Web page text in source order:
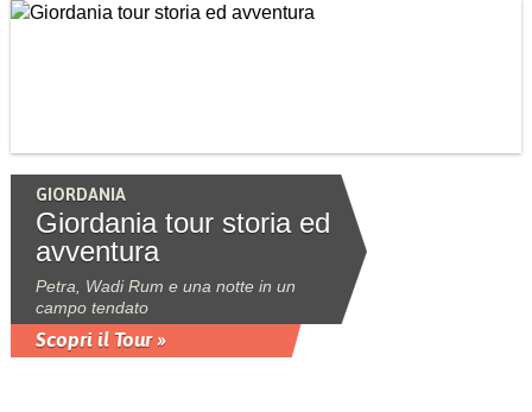
GIORDANIA
Giordania tour storia ed
avventura
Petra, Wadi Rum e una notte in un
campo tendato
Scopri il Tour »